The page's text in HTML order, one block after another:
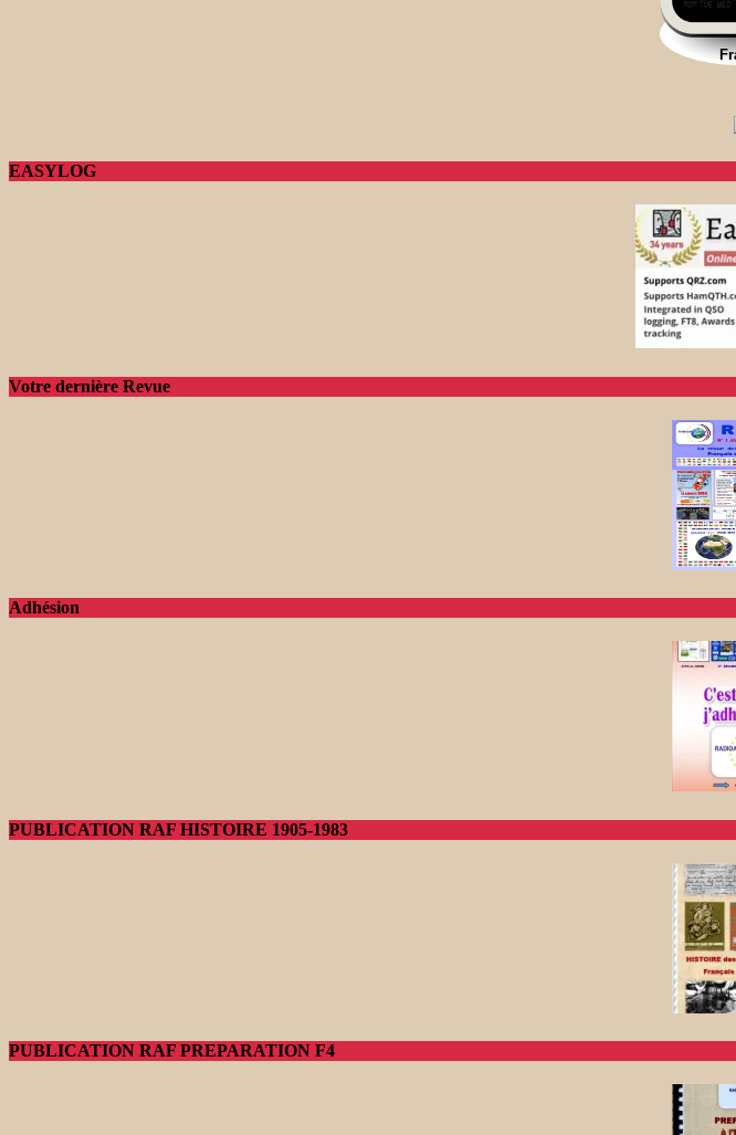
EASYLOG
Votre dernière Revue
Adhésion
PUBLICATION RAF HISTOIRE 1905-1983
PUBLICATION RAF PREPARATION F4